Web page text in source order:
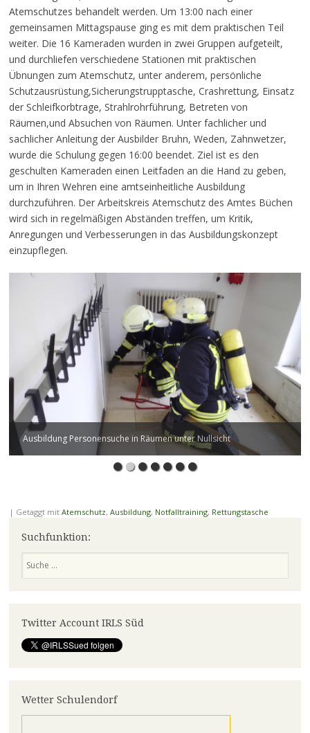
Atemschutzes behandelt werden. Um 13:00 nach einer
gemeinsamen Mittagspause ging es mit dem praktischen Teil
weiter. Die 16 Kameraden wurden in zwei Gruppen aufgeteilt,
und durchliefen verschiedene Stationen mit praktischen
Übnungen zum Atemschutz, unter anderem, persönliche
Schutzausrüstung,Sicherungstrupptasche, Crashrettung, Einsatz
der Schleifkorbtrage, Strahlrohrführung, Betreten von
Räumen,und Absuchen von Räumen. Unter fachlicher und
sachlicher Anleitung der Ausbilder Bruhn, Weden, Zahnwetzer,
wurde die Schulung gegen 16:00 beendet. Ziel ist es den
geschulten Kameraden einen Leitfaden an die Hand zu geben,
um in Ihren Wehren eine amtseinheitliche Ausbildung
durchzuführen. Der Arbeitskreis Atemschutz des Amtes Büchen
wird sich in regelmäßigen Abständen treffen, um Kritik,
Anregungen und Verbesserungen in das Ausbildungskonzept
einzupflegen.
Ausbildung Personensuche in Räumen unter Nullsicht
| Getaggt mit Atemschutz, Ausbildung, Notfalltraining, Rettungstasche
Suchfunktion:
Twitter Account IRLS Süd
Wetter Schulendorf